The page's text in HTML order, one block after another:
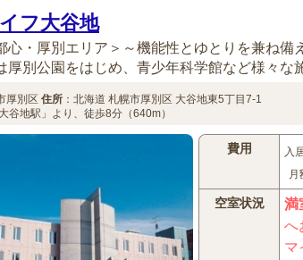
フ大谷地
心・厚別エリア＞～機能性とゆとりを兼ね備
厚別公園をはじめ、青少年科学館など様々な
厚別区 住所 ： 北海道 札幌市厚別区 大谷地東5丁目7-1
谷地駅」より、徒歩8分（640m）
費用 入
月
空室状況 満
へ
マ